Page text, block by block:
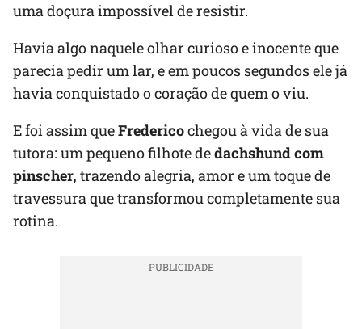
uma doçura impossível de resistir.
Havia algo naquele olhar curioso e inocente que
parecia pedir um lar, e em poucos segundos ele já
havia conquistado o coração de quem o viu.
E foi assim queFredericochegou à vida de sua
tutora: um pequeno filhote dedachshund com
pinscher, trazendo alegria, amor e um toque de
travessura que transformou completamente sua
rotina.